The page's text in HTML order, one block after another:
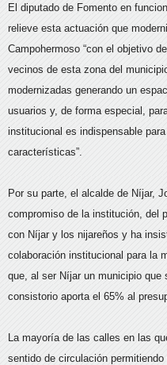
El diputado de Fomento en
relieve esta actuación que
Campohermoso “con el objetivo
vecinos de esta zona del
modernizadas generando un
usuarios y, de forma especial,
institucional es indispensable
características”.
Por su parte, el alcalde de Níjar,
compromiso de la institución, del
con Níjar y los nijareños y ha
colaboración institucional para la
que, al ser Níjar un municipio que
consistorio aporta el 65% al
La mayoría de las calles en las
sentido de circulación